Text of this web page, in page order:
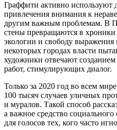
Граффити активно используют
привлечения внимания к
другим важным проблемам. В
стены превращаются в хроники
экологии и свободу выражения
некоторых городах власти
художники отвечают
работ, стимулирующих диалог.
Только за 2020 год во всем
100 тысяч случаев уличных
и муралов. Такой способ
а важное средство
для голосов тех, кого часто